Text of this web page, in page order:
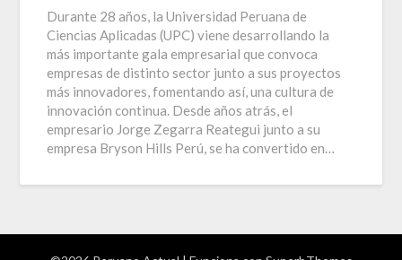
Durante 28 años, la Universidad Peruana de
Ciencias Aplicadas (UPC) viene desarrollando la
más importante gala empresarial que convoca
empresas de distinto sector junto a sus proyectos
más innovadores, fomentando así, una cultura de
innovación continua. Desde años atrás, el
empresario Jorge Zegarra Reategui junto a su
empresa Bryson Hills Perú, se ha convertido en…